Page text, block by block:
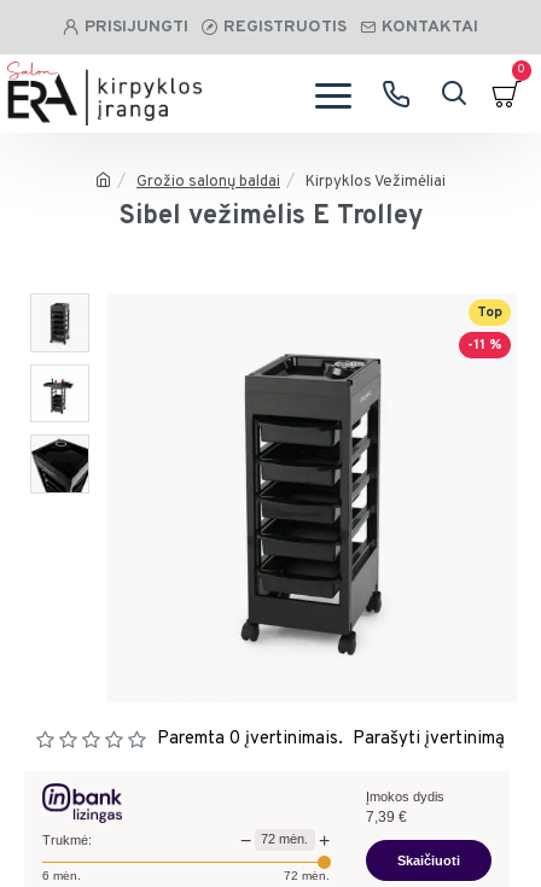
PRISIJUNGTI REGISTRUOTIS KONTAKTAI
0
Grožio salonų baldai Kirpyklos Vežimėliai
Sibel vežimėlis E Trolley
Top
-11 %
Paremta 0 įvertinimais. Parašyti įvertinimą
Trukmė: − 72 mėn. +
6 mėn. 72 mėn.
Įmokos dydis
7,39 €
Skaičiuoti